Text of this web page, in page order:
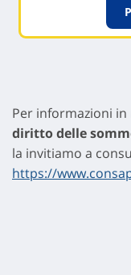
Per informazioni
diritto delle
la invitiamo a
https://